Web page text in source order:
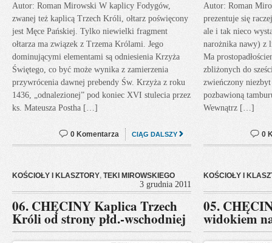
Autor: Roman Mirowski W kaplicy Fodygów,
zwanej też kaplicą Trzech Króli, ołtarz poświęcony
jest Męce Pańskiej. Tylko niewielki fragment
ołtarza ma związek z Trzema Królami. Jego
dominującymi elementami są odniesienia Krzyża
Świętego, co być może wynika z zamierzenia
przywrócenia dawnej prebendy Św. Krzyża z roku
1436, „odnalezionej” pod koniec XVI stulecia przez
ks. Mateusza Postha […]
CIĄG DALSZY
0 Komentarza
Autor: Roman
prezentuje się
ale i tak nieco
narożnika nawy) z
Ma
zbliżonych do
zwieńczony
pozbawioną
Wewnątrz […]
0
KOŚCIOŁY I KLASZTORY, TEKI MIROWSKIEGO
3 grudnia 2011
06. CHĘCINY Kaplica Trzech
Króli od strony płd.-wschodniej
KOŚCIOŁY I
05.
widokiem